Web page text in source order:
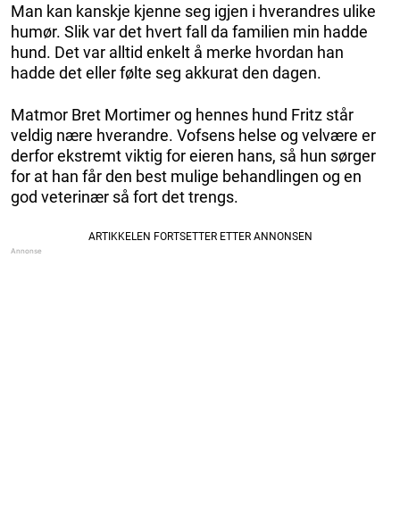
Man kan kanskje kjenne seg igjen i hverandres ulike
humør. Slik var det hvert fall da familien min hadde
hund. Det var alltid enkelt å merke hvordan han
hadde det eller følte seg akkurat den dagen.
Matmor Bret Mortimer og hennes hund Fritz står
veldig nære hverandre. Vofsens helse og velvære er
derfor ekstremt viktig for eieren hans, så hun sørger
for at han får den best mulige behandlingen og en
god veterinær så fort det trengs.